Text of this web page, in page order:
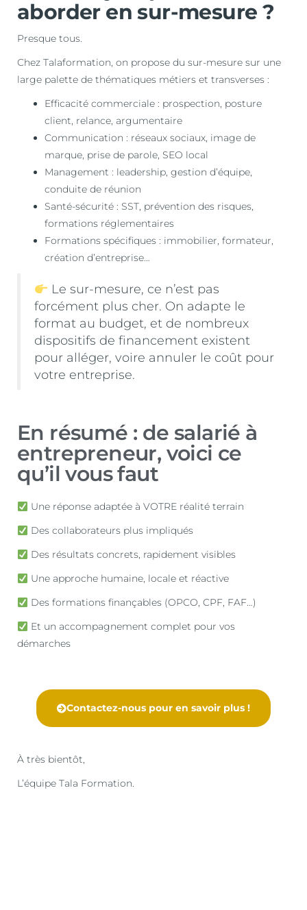
aborder en sur-mesure ?
Presque tous.
Chez Talaformation, on propose du sur-mesure sur une
large palette de thématiques métiers et transverses :
Efficacité commerciale : prospection, posture
client, relance, argumentaire
Communication : réseaux sociaux, image de
marque, prise de parole, SEO local
Management : leadership, gestion d’équipe,
conduite de réunion
Santé-sécurité : SST, prévention des risques,
formations réglementaires
Formations spécifiques : immobilier, formateur,
création d’entreprise…
Le sur-mesure, ce n’est pas
forcément plus cher. On adapte le
format au budget, et de nombreux
dispositifs de financement existent
pour alléger, voire annuler le coût pour
votre entreprise.
En résumé : de salarié à
entrepreneur, voici ce
qu’il vous faut
Une réponse adaptée à VOTRE réalité terrain
Des collaborateurs plus impliqués
Des résultats concrets, rapidement visibles
Une approche humaine, locale et réactive
Des formations finançables (OPCO, CPF, FAF…)
Et un accompagnement complet pour vos
démarches
Contactez-nous pour en savoir plus !
À très bientôt,
L’équipe Tala Formation.